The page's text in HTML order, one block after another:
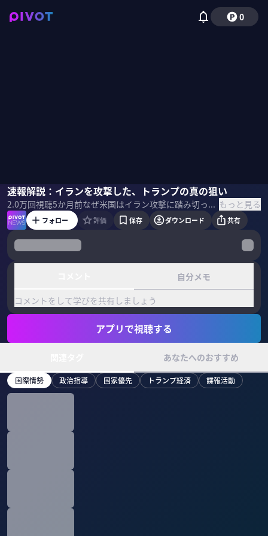
0
速報解説：イランを攻撃した、トランプの真の狙い
2.0万回視聴5か月前 なぜ米国はイラン攻撃に踏み切ったのか？トランプ大統領の真の狙いは何か？経済アナリストのジョセフ・クラフト氏に速報解説してもらった。 ＜収録日＞ 2026年3月2日 もっと見る
ジョセフ・クラフト佐々木紀彦
フォロー 評価 保存 ダウンロード 共有
自分メモ
コメントをして学びを共有しましょう
アプリで視聴する
あなたへのおすすめ
国際情勢 政治指導 国家優先 トランプ経済 諜報活動